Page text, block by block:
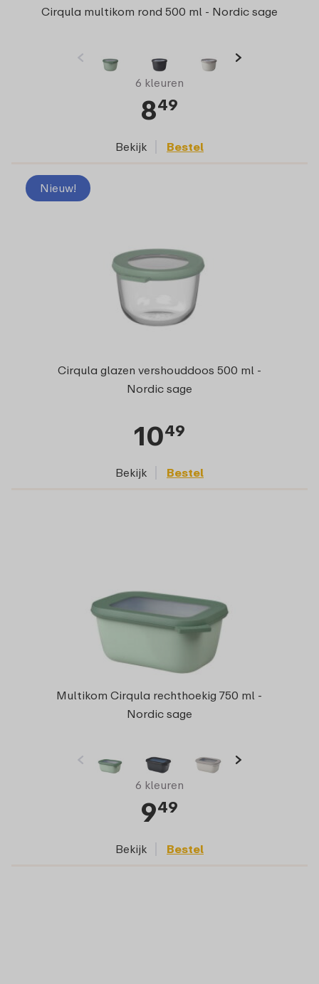
Cirqula multikom rond 500 ml - Nordic sage
6 kleuren
849
Bekijk Bestel
Nieuw!
Cirqula glazen vershouddoos 500 ml -
Nordic sage
1049
Bekijk Bestel
Multikom Cirqula rechthoekig 750 ml -
Nordic sage
6 kleuren
949
Bekijk Bestel